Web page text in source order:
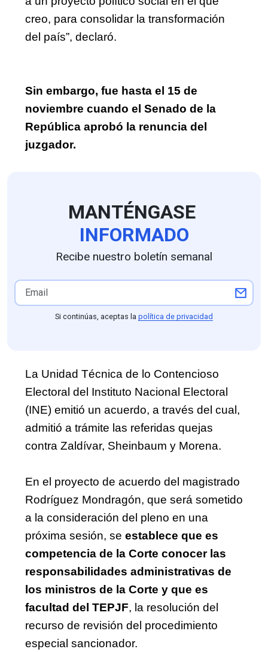
creo, para consolidar la transformación
del país”, declaró.
Sin embargo, fue hasta el 15 de
noviembre cuando el Senado de la
República aprobó la renuncia del
juzgador.
MANTÉNGASE
INFORMADO
Recibe nuestro boletín semanal
Si continúas, aceptas la política de privacidad
La Unidad Técnica de lo Contencioso
Electoral del Instituto Nacional Electoral
(INE) emitió un acuerdo, a través del cual,
admitió a trámite las referidas quejas
contra Zaldívar, Sheinbaum y Morena.
En el proyecto de acuerdo del magistrado
Rodríguez Mondragón, que será sometido
a la consideración del pleno en una
próxima sesión, se establece que es
competencia de la Corte conocer las
responsabilidades administrativas de
los ministros de la Corte y que es
facultad del TEPJF, la resolución del
recurso de revisión del procedimiento
especial sancionador.